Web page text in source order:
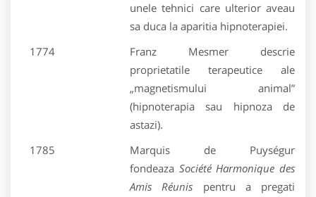
unele tehnici care ulterior aveau
sa duca la aparitia hipnoterapiei.
1774
Franz Mesmer descrie
proprietatile terapeutice ale
„magnetismului animal”
(hipnoterapia sau hipnoza de
astazi).
1785
Marquis de Puységur
fondeaza Société Harmonique des
Amis Réunis pentru a pregati